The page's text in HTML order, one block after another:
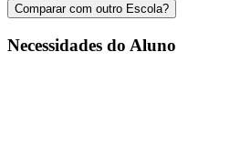
Comparar com outro Escola?
Necessidades do Aluno